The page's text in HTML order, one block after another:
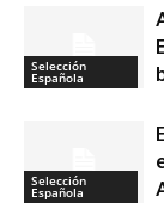
Selección
Española
Selección
Española